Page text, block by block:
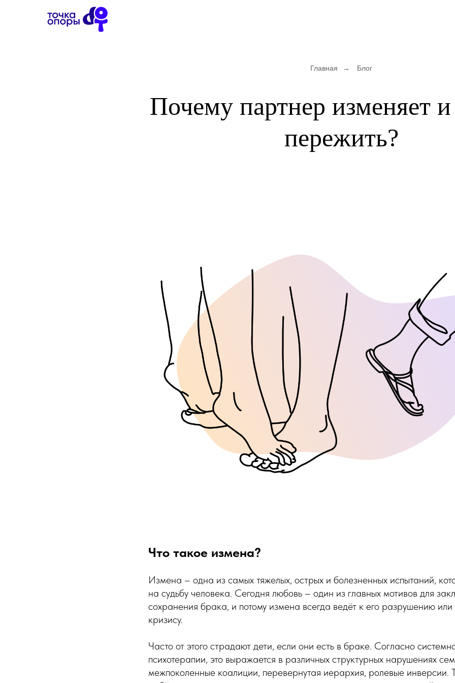
Главная → Блог
Почему партнер изменяет и
пережить?
Что такое измена?
Измена – одна из самых тяжелых, острых и болезненных испытаний,
на судьбу человека. Сегодня любовь – один из главных мотивов для
сохранения брака, и потому измена всегда ведёт к его разрушению или
кризису.
Часто от этого страдают дети, если они есть в браке. Согласно
психотерапии, это выражается в различных структурных нарушениях
межпоколенные коалиции, перевернутая иерархия, ролевые инверсии.